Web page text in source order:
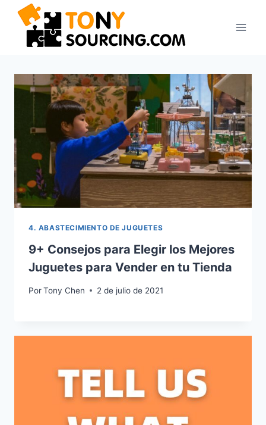
Saltar
contenido
4. ABASTECIMIENTO DE JUGUETES
9+ Consejos para Elegir los Mejores
Juguetes para Vender en tu Tienda
PorTony Chen 2 de julio de 2021